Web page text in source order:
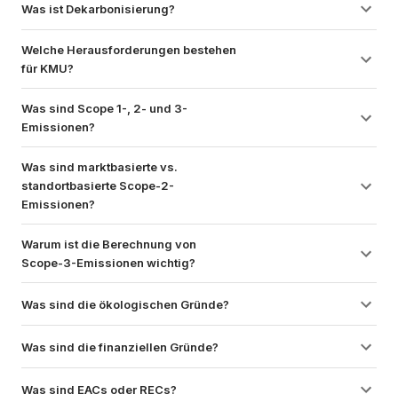
Was ist Dekarbonisierung?
Welche Herausforderungen bestehen
für KMU?
Was sind Scope 1-, 2- und 3-
Emissionen?
Was sind marktbasierte vs.
standortbasierte Scope-2-
Emissionen?
Warum ist die Berechnung von
Scope-3-Emissionen wichtig?
Was sind die ökologischen Gründe?
Was sind die finanziellen Gründe?
Was sind EACs oder RECs?